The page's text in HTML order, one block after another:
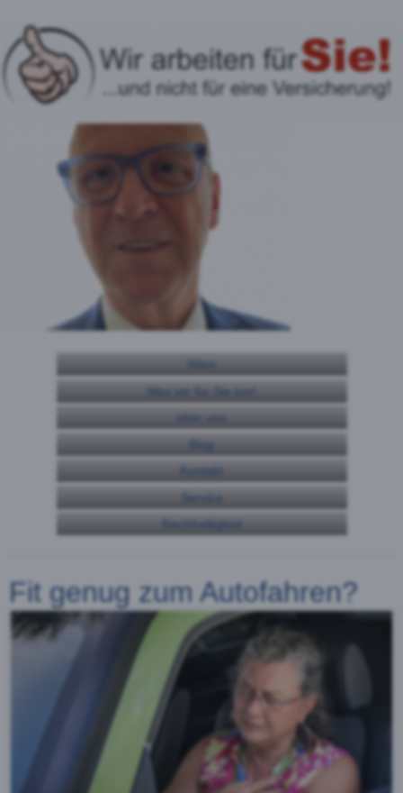
Wien
Was wir für Sie tun!
über uns
Blog
Kontakt
Service
Nachhaltigkeit
Fit genug zum Autofahren?